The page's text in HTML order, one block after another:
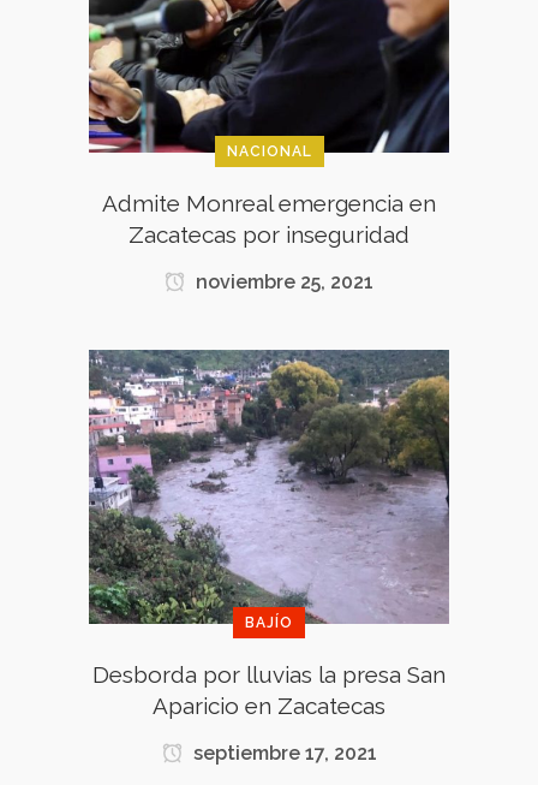
NACIONAL
Admite Monreal emergencia en
Zacatecas por inseguridad
noviembre 25, 2021
BAJÍO
Desborda por lluvias la presa San
Aparicio en Zacatecas
septiembre 17, 2021